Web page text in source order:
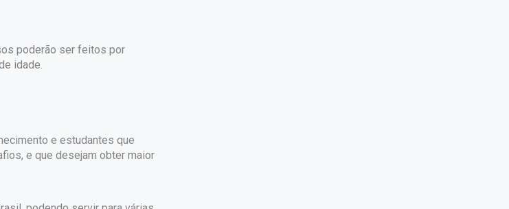
poderão ser feitos por
idade.
e estudantes que
e que desejam obter maior